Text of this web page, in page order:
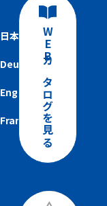
日本語
Deutsch
English
Français WEBカタログを見る